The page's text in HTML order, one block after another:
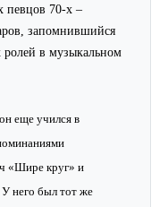
певцов 70-х –
запомнившийся
в музыкальном
еще учился в
«Шире круг» и
него был тот же